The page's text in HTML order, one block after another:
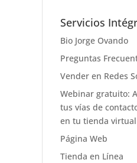
Servicios
Bio Jorge Ovando
Preguntas
Vender en Redes
Webinar gratuito:
tus vías de
en tu tienda virtual
Página Web
Tienda en Línea